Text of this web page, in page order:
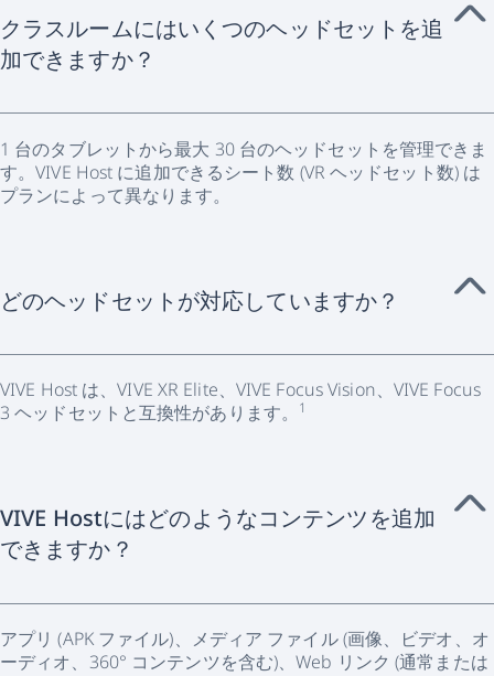
クラスルームにはいくつのヘッドセットを追
加できますか？
1 台のタブレットから最大 30 台のヘッドセットを管理できま
す。VIVE Host に追加できるシート数 (VR ヘッドセット数) は
プランによって異なります。
どのヘッドセットが対応していますか？
VIVE Host は、VIVE XR Elite、VIVE Focus Vision、VIVE Focus
3 ヘッドセットと互換性があります。
1
VIVE Hostにはどのようなコンテンツを追加
できますか？
アプリ (APK ファイル)、メディア ファイル (画像、ビデオ、オ
ーディオ、360° コンテンツを含む)、Web リンク (通常または